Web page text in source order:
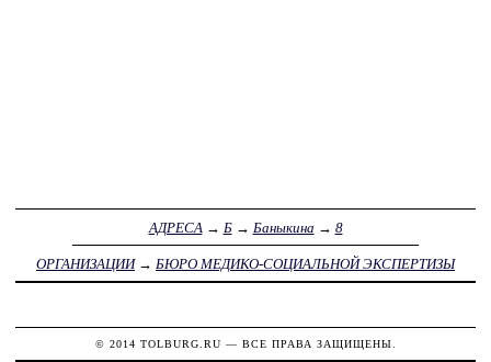
АДРЕСА → Б→ Баныкина → 8
ОРГАНИЗАЦИИ→ БЮРО МЕДИКО-СОЦИАЛЬНОЙ ЭКСПЕРТИЗЫ
© 2014 TOLBURG.RU — ВСЕ ПРАВА ЗАЩИЩЕНЫ.